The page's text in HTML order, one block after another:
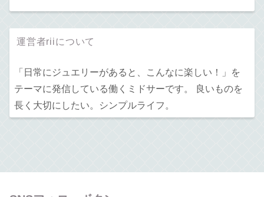
運営者riiについて
「日常にジュエリーがあると、こんなに楽しい！」を
テーマに発信している働くミドサーです。 良いものを
長く大切にしたい。シンプルライフ。